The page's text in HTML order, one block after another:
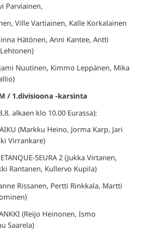
Parviainen,
Ville Vartiainen, Kalle Korkalainen
Hätönen, Anni Kantee, Antti
Nuutinen, Kimmo Leppänen, Mika
/ 1.divisioona -karsinta
alkaen klo 10.00 Eurassa):
(Markku Heino, Jorma Karp, Jari
Virrankare)
SEURA 2 (Jukka Virtanen,
Rantanen, Kullervo Kupila)
Rissanen, Pertti Rinkkala, Martti
(Reijo Heinonen, Ismo
Saarela)